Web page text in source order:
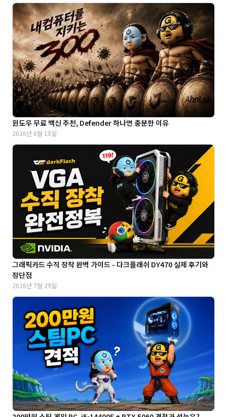
윈도우 무료 백신 추천, Defender 하나면 충분한 이유
2026년 6월 15일
그래픽카드 수직 장착 완벽 가이드 - 다크플래쉬 DY470 실제 후기와
장단점
2026년 7월 29일